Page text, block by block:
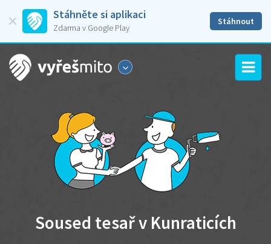
Stáhněte si aplikaci
Zdarma v Google Play
Stáhnout
Soused tesař v Kunraticích